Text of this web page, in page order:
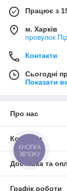
Працює з
м. Харків
провулок
Контакти
Сьогодні
Показати
Про нас
Контакти
Доставка та
Графік роботи
КНОПКА
ЗВ'ЯЗКУ